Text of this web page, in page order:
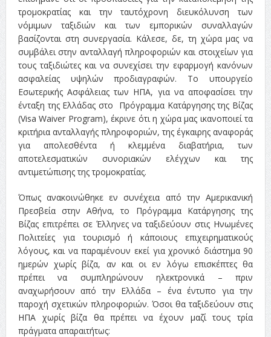
τρομοκρατίας και την ταυτόχρονη διευκόλυνση των
νόμιμων ταξιδιών και των εμπορικών συναλλαγών
βασίζονται στη συνεργασία. Κάλεσε, δε, τη χώρα μας να
συμβάλει στην ανταλλαγή πληροφοριών και στοιχείων για
τους ταξιδιώτες και να συνεχίσει την εφαρμογή κανόνων
ασφαλείας υψηλών προδιαγραφών. Το υπουργείο
Εσωτερικής Ασφάλειας των ΗΠΑ, για να αποφασίσει την
ένταξη της Ελλάδας στο Πρόγραμμα Κατάργησης της Βίζας
(Visa Waiver Program), έκρινε ότι η χώρα μας ικανοποιεί τα
κριτήρια ανταλλαγής πληροφοριών, της έγκαιρης αναφοράς
για απολεσθέντα ή κλεμμένα διαβατήρια, των
αποτελεσματικών συνοριακών ελέγχων και της
αντιμετώπισης της τρομοκρατίας.
Όπως ανακοινώθηκε εν συνέχεια από την Αμερικανική
Πρεσβεία στην Αθήνα, το Πρόγραμμα Κατάργησης της
Βίζας επιτρέπει σε Έλληνες να ταξιδεύουν στις Ηνωμένες
Πολιτείες για τουρισμό ή κάποιους επιχειρηματικούς
λόγους, και να παραμένουν εκεί για χρονικό διάστημα 90
ημερών χωρίς βίζα, αν και οι εν λόγω επισκέπτες θα
πρέπει να συμπληρώνουν ηλεκτρονικά – πριν
αναχωρήσουν από την Ελλάδα – ένα έντυπο για την
παροχή σχετικών πληροφοριών. Όσοι θα ταξιδεύουν στις
ΗΠΑ χωρίς βίζα θα πρέπει να έχουν μαζί τους τρία
πράγματα απαραιτήτως: